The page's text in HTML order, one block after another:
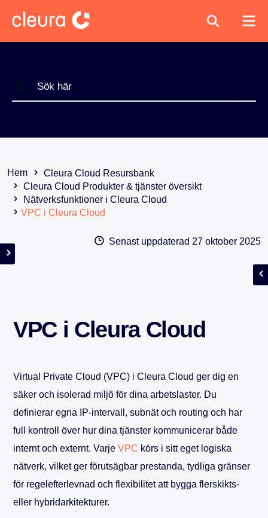
Hem
Cleura Cloud Resursbank
Cleura Cloud Produkter & tjänster översikt
Nätverksfunktioner i Cleura Cloud
VPC i Cleura Cloud
Senast uppdaterad 27 oktober 2025
VPC i Cleura Cloud
Virtual Private Cloud (VPC) i Cleura Cloud ger dig en
säker och isolerad miljö för dina arbetslaster. Du
definierar egna IP-intervall, subnät och routing och har
full kontroll över hur dina tjänster kommunicerar både
internt och externt. Varje VPC körs i sitt eget logiska
nätverk, vilket ger förutsägbar prestanda, tydliga gränser
för regelefterlevnad och flexibilitet att bygga flerskikts-
eller hybridarkitekturer.